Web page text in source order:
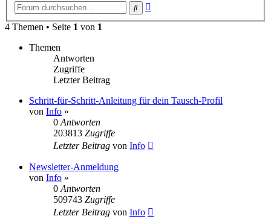
Suche
4 Themen • Seite 1 von 1
Themen
Antworten
Zugriffe
Letzter Beitrag
Schritt-für-Schritt-Anleitung für dein Tausch-Profil
von Info »
0 Antworten
203813 Zugriffe
Letzter Beitrag von Info
Newsletter-Anmeldung
von Info »
0 Antworten
509743 Zugriffe
Letzter Beitrag von Info